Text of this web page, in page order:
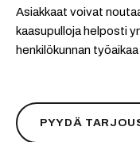
Asiakkaat voivat
kaasupulloja helposti
henkilökunnan
PYYDÄ